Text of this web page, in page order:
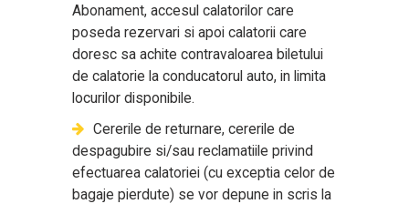
Abonament, accesul calatorilor care
poseda rezervari si apoi calatorii care
doresc sa achite contravaloarea biletului
de calatorie la conducatorul auto, in limita
locurilor disponibile.
Cererile de returnare, cererile de
despagubire si/sau reclamatiile privind
efectuarea calatoriei (cu exceptia celor de
bagaje pierdute) se vor depune in scris la